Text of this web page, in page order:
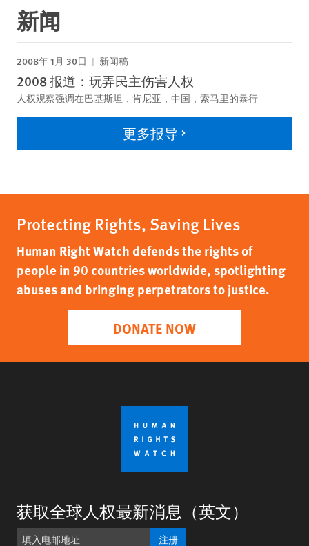
新闻
2008年 1月 30日 新闻稿
2008 报道：玩弄民主伤害人权
人权观察强调在巴基斯坦，肯尼亚，中国，索马里的暴行
更多报导
Protecting Rights, Saving Lives
Human Right Watch defends the rights of
people in 90 countries worldwide, spotlighting
abuses and bringing perpetrators to justice.
DONATE NOW
获取全球人权最新消息（英文）
注册